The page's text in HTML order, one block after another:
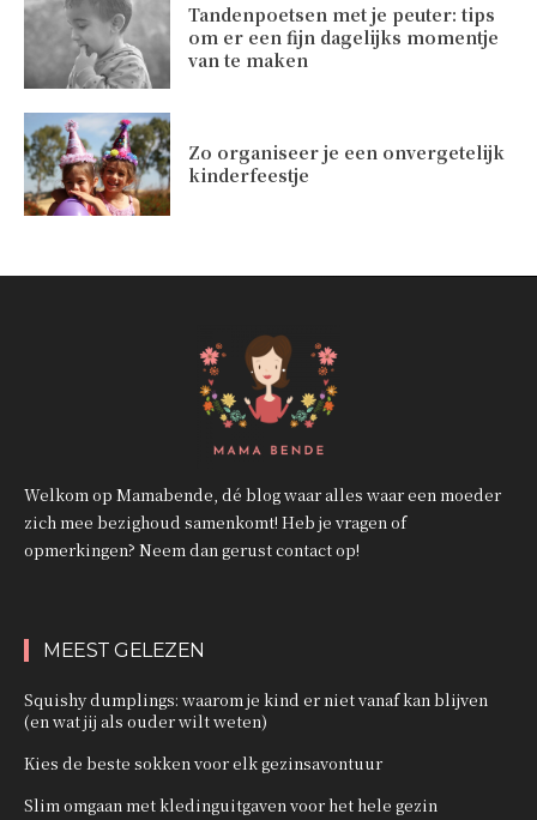
Tandenpoetsen met je peuter: tips
om er een fijn dagelijks momentje
van te maken
Zo organiseer je een onvergetelijk
kinderfeestje
Welkom op Mamabende, dé blog waar alles waar een moeder
zich mee bezighoud samenkomt! Heb je vragen of
opmerkingen? Neem dan gerust contact op!
MEEST GELEZEN
Squishy dumplings: waarom je kind er niet vanaf kan blijven
(en wat jij als ouder wilt weten)
Kies de beste sokken voor elk gezinsavontuur
Slim omgaan met kledinguitgaven voor het hele gezin